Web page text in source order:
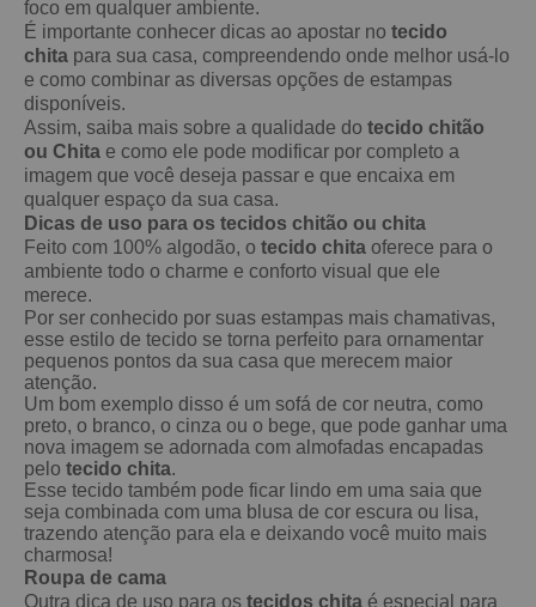
foco em qualquer ambiente.
É importante conhecer dicas ao apostar no tecido
chita para sua casa, compreendendo onde melhor usá-lo
e como combinar as diversas opções de estampas
disponíveis.
Assim, saiba mais sobre a qualidade do tecido chitão
ou Chita e como ele pode modificar por completo a
imagem que você deseja passar e que encaixa em
qualquer espaço da sua casa.
Dicas de uso para os tecidos chitão ou chita
Feito com 100% algodão, o tecido chita oferece para o
ambiente todo o charme e conforto visual que ele
merece.
Por ser conhecido por suas estampas mais chamativas,
esse estilo de tecido se torna perfeito para ornamentar
pequenos pontos da sua casa que merecem maior
atenção.
Um bom exemplo disso é um sofá de cor neutra, como
preto, o branco, o cinza ou o bege, que pode ganhar uma
nova imagem se adornada com almofadas encapadas
pelo tecido chita.
Esse tecido também pode ficar lindo em uma saia que
seja combinada com uma blusa de cor escura ou lisa,
trazendo atenção para ela e deixando você muito mais
charmosa!
Roupa de cama
Outra dica de uso para os tecidos chita é especial para